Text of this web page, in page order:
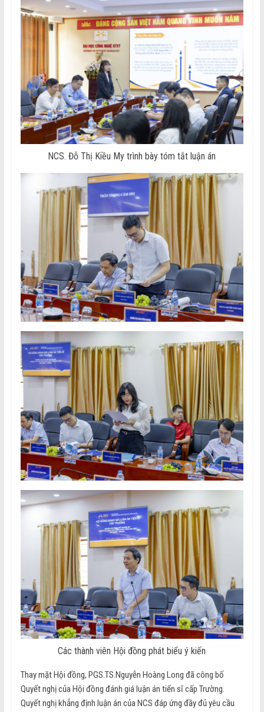
NCS.Đỗ Thị Kiều My trình bày tóm tắt luận án
Các thành viên Hội đồng phát biểu ý kiến
Thay mặt Hội đồng, PGS.TS.Nguyễn Hoàng Long đã công bố
Quyết nghị của Hội đồng đánh giá luận án tiến sĩ cấp Trường.
Quyết nghị khẳng định luận án của NCS đáp ứng đầy đủ yêu cầu